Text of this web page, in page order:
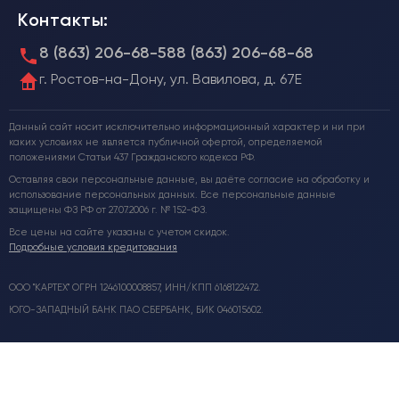
Контакты:
8 (863) 206-68-588 (863) 206-68-68
г. Ростов-на-Дону, ул. Вавилова, д. 67Е
Данный сайт носит исключительно информационный характер и ни при
каких условиях не является публичной офертой, определяемой
положениями Статьи 437 Гражданского кодекса РФ.
Оставляя свои персональные данные, вы даёте согласие на обработку и
использование персональных данных. Все персональные данные
защищены ФЗ РФ от 27.07.2006 г. № 152-ФЗ.
Все цены на сайте указаны с учетом скидок.
Подробные условия кредитования
ООО "КАРТЕХ" ОГРН 1246100008857, ИНН/КПП 6168122472.
ЮГО-ЗАПАДНЫЙ БАНК ПАО СБЕРБАНК, БИК 046015602.